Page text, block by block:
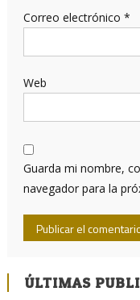
Correo electrónico *
Web
Guarda mi nombre,
navegador para la
ÚLTIMAS